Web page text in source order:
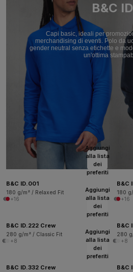
B&C
Capi basic, ideali per
merchandising di eventi. Polo da
gender neutral senza etichette e
un'ottima
Aggiungi
alla lista
dei
preferiti
B&C ID.001
180 g/m² / Relaxed Fit
+16
B&C
180
+16
Aggiungi
alla lista
dei
preferiti
B&C ID.222 Crew
280 g/m² / Classic Fit
+8
B&C
280
+8
Aggiungi
alla lista
dei
preferiti
B&C ID.332 Crew
B&C